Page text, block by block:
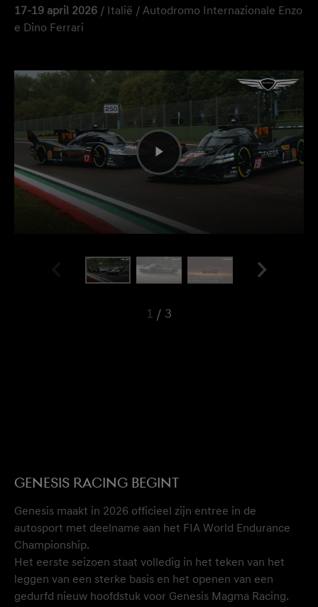
17-19 april 2026/ Italië / Autodromo Internazionale Enzo
e Dino Ferrari
Genesis Racing begint
Genesis maakt in 2026 officieel zijn entree in de
autosport met deelname aan het FIA World Endurance
Championship.
Het eerste seizoen staat volledig in het teken van het
leggen van een sterke basis en het openen van een
gedurfd nieuw hoofdstuk voor Genesis Magma Racing.